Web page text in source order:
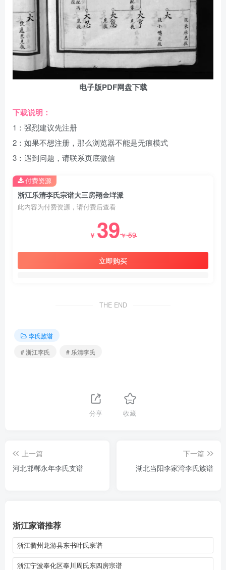
电子版PDF网盘下载
下载说明：
1：强烈建议先注册
2：如果不想注册，那么浏览器不能是无痕模式
3：遇到问题，请联系页底微信
浙江乐清李氏宗谱大三房翔金垟派
此内容为付费资源，请付费后查看
￥ 39￥59
立即购买
付费资源
THE END
李氏族谱
# 浙江李氏
# 乐清李氏
分享 收藏
上一篇
河北邯郸永年李氏支谱
下一篇
湖北当阳李家湾李氏族谱
浙江家谱推荐
浙江衢州龙游县东书叶氏宗谱
浙江宁波奉化区奉川周氏东四房宗谱